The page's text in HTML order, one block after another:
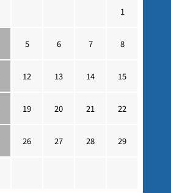
1
5 6 7 8
12 13 14 15
19 20 21 22
26 27 28 29